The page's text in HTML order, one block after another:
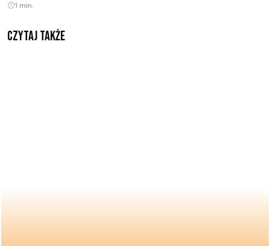
1 min.
Czytaj także